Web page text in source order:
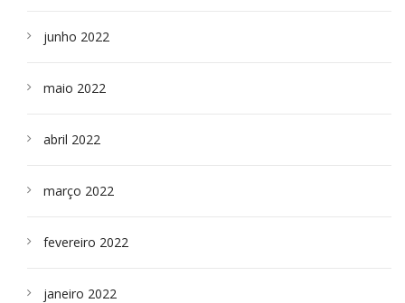
junho 2022
maio 2022
abril 2022
março 2022
fevereiro 2022
janeiro 2022